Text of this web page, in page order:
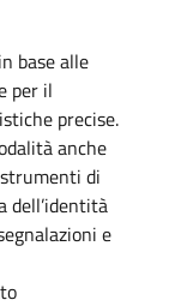
base alle
per il
precise.
anche
di
dell’identità
e